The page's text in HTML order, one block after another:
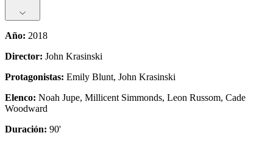
Año: 2018
Director: John Krasinski
Protagonistas: Emily Blunt, John Krasinski
Elenco: Noah Jupe, Millicent Simmonds, Leon Russom, Cade
Woodward
Duración: 90'